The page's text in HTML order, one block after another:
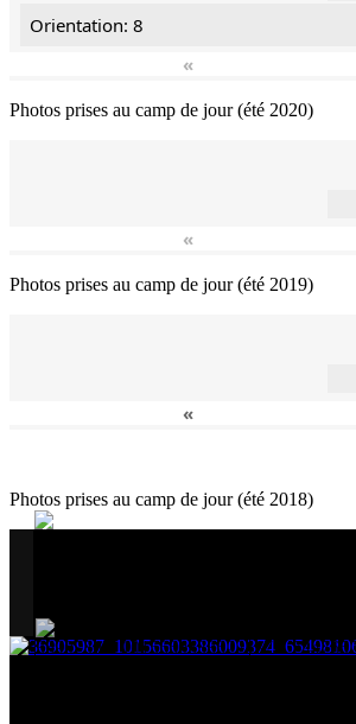
Orientation: 8
«
Photos prises au camp de jour (été 2020)
«
Photos prises au camp de jour (été 2019)
«
Photos prises au camp de jour (été 2018)